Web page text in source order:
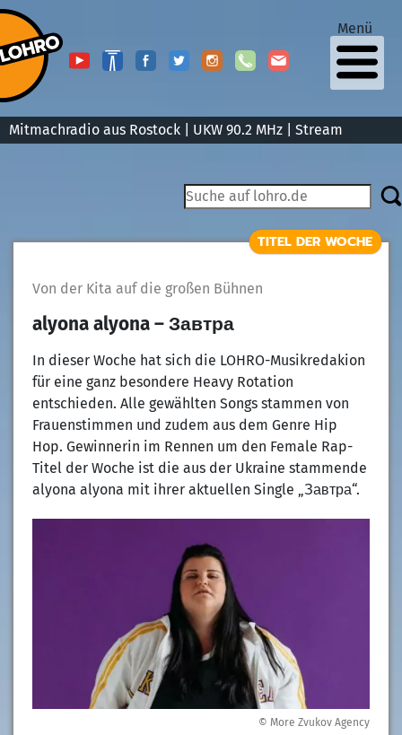
Mitmachradio aus Rostock | UKW 90.2 MHz | Stream
Menü
TITEL DER WOCHE
Von der Kita auf die großen Bühnen
alyona alyona – Завтра
In dieser Woche hat sich die LOHRO-Musikredakion
für eine ganz besondere Heavy Rotation
entschieden. Alle gewählten Songs stammen von
Frauenstimmen und zudem aus dem Genre Hip
Hop. Gewinnerin im Rennen um den Female Rap-
Titel der Woche ist die aus der Ukraine stammende
alyona alyona mit ihrer aktuellen Single „Завтра“.
© More Zvukov Agency